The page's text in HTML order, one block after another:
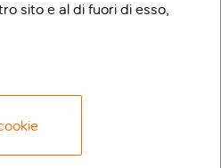
sito e al di fuori di esso,